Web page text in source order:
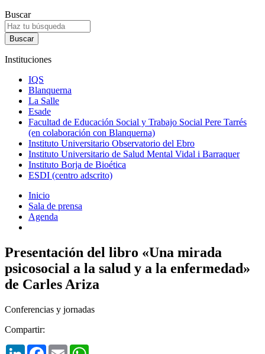
Buscar
Instituciones
IQS
Blanquerna
La Salle
Esade
Facultad de Educación Social y Trabajo Social Pere Tarrés
(en colaboración con Blanquerna)
Instituto Universitario Observatorio del Ebro
Instituto Universitario de Salud Mental Vidal i Barraquer
Instituto Borja de Bioética
ESDI (centro adscrito)
Inicio
Sala de prensa
Agenda
Presentación del libro «Una mirada
psicosocial a la salud y a la enfermedad»
de Carles Ariza
Conferencias y jornadas
Compartir:
LinkedInFacebook
Email